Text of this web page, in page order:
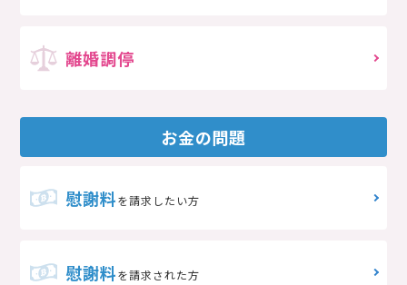
離婚調停
お金の問題
慰謝料を請求したい方
慰謝料を請求された方